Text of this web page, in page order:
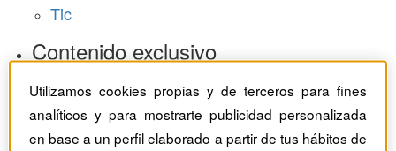
Tic
Contenido exclusivo
The Bold Choice selección exclusiva
Top Employers selección exclusiva
Utilizamos cookies propias y de terceros para fines
analíticos y para mostrarte publicidad personalizada
en base a un perfil elaborado a partir de tus hábitos de